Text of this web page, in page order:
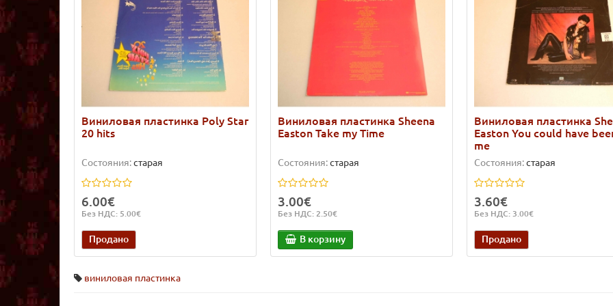
Виниловая пластинка Poly Star
20 hits
Состояния:старая
6.00€
Без НДС: 5.00€
Продано
Виниловая пластинка Sheena
Easton Take my Time
Состояния:старая
3.00€
Без НДС: 2.50€
В корзину
Виниловая пластинка
Easton You could have
me
Состояния:старая
3.60€
Без НДС: 3.00€
Продано
виниловая пластинка